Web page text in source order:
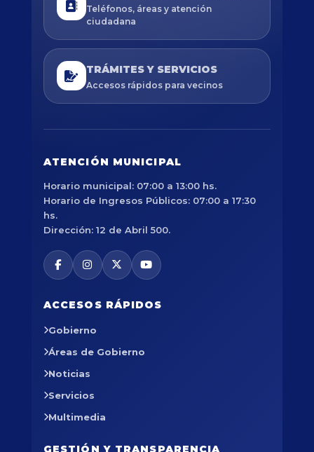
Teléfonos, áreas y atención
ciudadana
TRÁMITES Y SERVICIOS
Accesos rápidos para vecinos
ATENCIÓN MUNICIPAL
Horario municipal: 07:00 a 13:00 hs.
Horario de Ingresos Públicos: 07:00 a 17:30
hs.
Dirección: 12 de Abril 500.
ACCESOS RÁPIDOS
Gobierno
Áreas de Gobierno
Noticias
Servicios
Multimedia
GESTIÓN Y TRANSPARENCIA